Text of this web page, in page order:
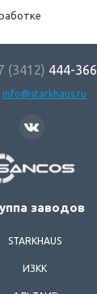
(3412) 444-366
info@starkhaus.ru
заводов
STARKHAUS
ИЗКК